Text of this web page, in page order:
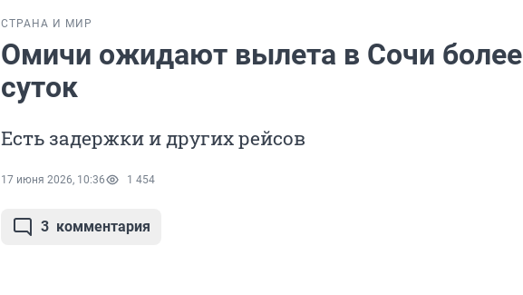
СТРАНА И МИР
Омичи ожидают вылета в Сочи более
суток
Есть задержки и других рейсов
17 июня 2026, 10:36 1 454
3 комментария